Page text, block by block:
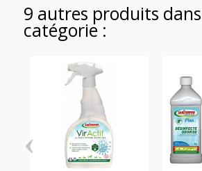
9 autres produits
catégorie :
‹